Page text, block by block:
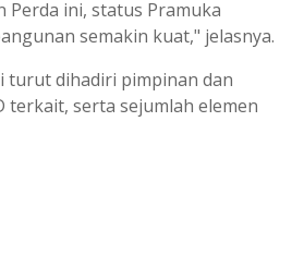
Perda ini, status Pramuka
semakin kuat," jelasnya.
turut dihadiri pimpinan dan
terkait, serta sejumlah elemen